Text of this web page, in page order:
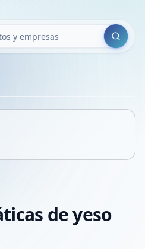
Buscar
de yeso